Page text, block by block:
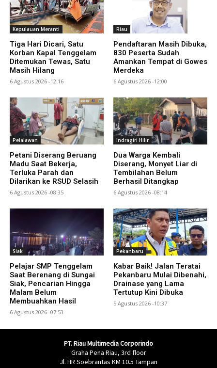
Kepulauan Meranti
Tiga Hari Dicari, Satu
Korban Kapal Tenggelam
Ditemukan Tewas, Satu
Masih Hilang
6 Agustus 2026 -12:16
Riau
Pendaftaran Masih Dibuka,
830 Peserta Sudah
Amankan Tempat di Gowes
Merdeka
6 Agustus 2026 -12:00
Pelalawan
Petani Diserang Beruang
Madu Saat Bekerja,
Terluka Parah dan
Dilarikan ke RSUD Selasih
6 Agustus 2026 -08:35
Indragiri Hilir
Dua Warga Kembali
Diserang, Monyet Liar di
Tembilahan Belum
Berhasil Ditangkap
6 Agustus 2026 -08:14
Siak
Pelajar SMP Tenggelam
Saat Berenang di Sungai
Siak, Pencarian Hingga
Malam Belum
Membuahkan Hasil
6 Agustus 2026 -07:53
Pekanbaru
Kabar Baik! Jalan Teratai
Pekanbaru Mulai Dibenahi,
Drainase yang Lama
Tertutup Kini Dibuka
5 Agustus 2026 -10:37
PT. Riau Multimedia Corporindo
Graha Pena Riau, 3rd floor
Jl. HR Soebrantas KM 10.5 Tampan